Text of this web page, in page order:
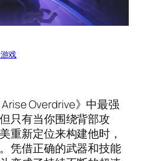
戏
Overdrive》中最强
只有当你围绕背部攻
重新定位来构建他时，
凭借正确的武器和技能